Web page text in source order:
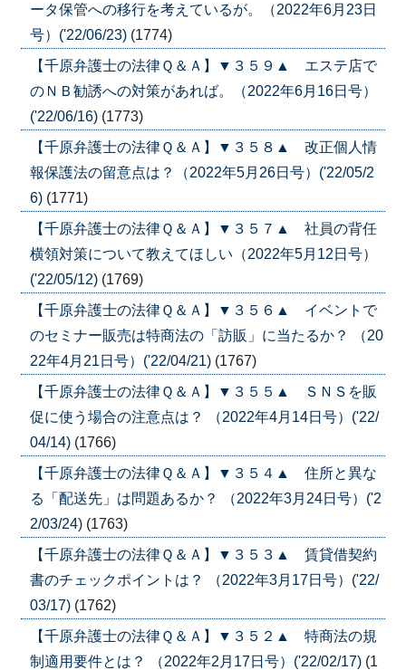
ータ保管への移行を考えているが。（2022年6月23日
号）('22/06/23) (1774)
【千原弁護士の法律Ｑ＆Ａ】▼３５９▲ エステ店で
のＮＢ勧誘への対策があれば。（2022年6月16日号）
('22/06/16) (1773)
【千原弁護士の法律Ｑ＆Ａ】▼３５８▲ 改正個人情
報保護法の留意点は？（2022年5月26日号）('22/05/2
6) (1771)
【千原弁護士の法律Ｑ＆Ａ】▼３５７▲ 社員の背任
横領対策について教えてほしい（2022年5月12日号）
('22/05/12) (1769)
【千原弁護士の法律Ｑ＆Ａ】▼３５６▲ イベントで
のセミナー販売は特商法の「訪販」に当たるか？ （20
22年4月21日号）('22/04/21) (1767)
【千原弁護士の法律Ｑ＆Ａ】▼３５５▲ ＳＮＳを販
促に使う場合の注意点は？ （2022年4月14日号）('22/
04/14) (1766)
【千原弁護士の法律Ｑ＆Ａ】▼３５４▲ 住所と異な
る「配送先」は問題あるか？ （2022年3月24日号）('2
2/03/24) (1763)
【千原弁護士の法律Ｑ＆Ａ】▼３５３▲ 賃貸借契約
書のチェックポイントは？ （2022年3月17日号）('22/
03/17) (1762)
【千原弁護士の法律Ｑ＆Ａ】▼３５２▲ 特商法の規
制適用要件とは？ （2022年2月17日号）('22/02/17) (1